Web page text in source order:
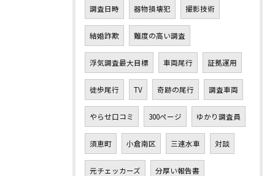
調査日時 器物損壊犯 撮影技術
結婚詐欺 難度の高い調査
浮気調査最大目標 車両尾行 証拠運用
徒歩尾行 TV 奇跡の尾行 調査車両
やらせ口コミ 300ページ ゆかり調査員
須恵町 小倉南区 三連水車 対談
元チェッカーズ 分厚い報告書